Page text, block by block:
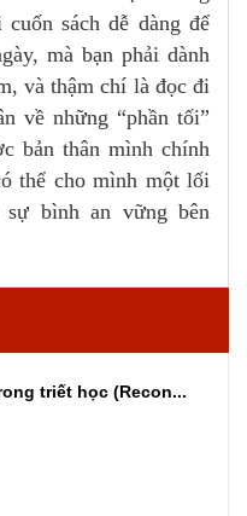
sách dễ dàng để
mà bạn phải dành
và thậm chí là đọc đi
về những “phần tối”
bản thân mình chính
thể cho mình một lối
bình an vững bên
triết học (Recon...